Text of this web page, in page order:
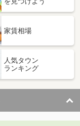
家賃相場
人気タウン
ランキング